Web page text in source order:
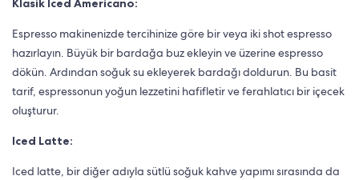
Klasik Iced Americano:
Espresso makinenizde tercihinize göre bir veya iki shot espresso
hazırlayın. Büyük bir bardağa buz ekleyin ve üzerine espresso
dökün. Ardından soğuk su ekleyerek bardağı doldurun. Bu basit
tarif, espressonun yoğun lezzetini hafifletir ve ferahlatıcı bir içecek
oluşturur.
Iced Latte:
Iced latte, bir diğer adıyla sütlü soğuk kahve yapımı sırasında da